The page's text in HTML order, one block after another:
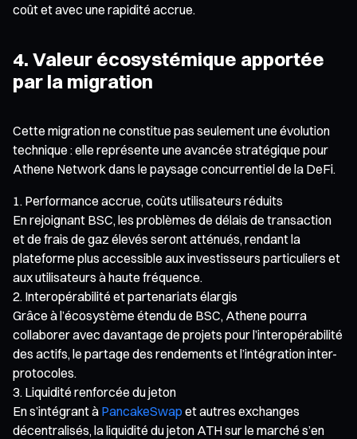
coût et avec une rapidité accrue.
4. Valeur écosystémique apportée
par la migration
Cette migration ne constitue pas seulement une évolution
technique : elle représente une avancée stratégique pour
Athene Network dans le paysage concurrentiel de la DeFi.
Performance accrue, coûts utilisateurs réduits
En rejoignant BSC, les problèmes de délais de transaction
et de frais de gaz élevés seront atténués, rendant la
plateforme plus accessible aux investisseurs particuliers et
aux utilisateurs à haute fréquence.
Interopérabilité et partenariats élargis
Grâce à l’écosystème étendu de BSC, Athene pourra
collaborer avec davantage de projets pour l’interopérabilité
des actifs, le partage des rendements et l’intégration inter-
protocoles.
Liquidité renforcée du jeton
En s’intégrant à PancakeSwap et autres exchanges
décentralisés, la liquidité du jeton ATH sur le marché s’en